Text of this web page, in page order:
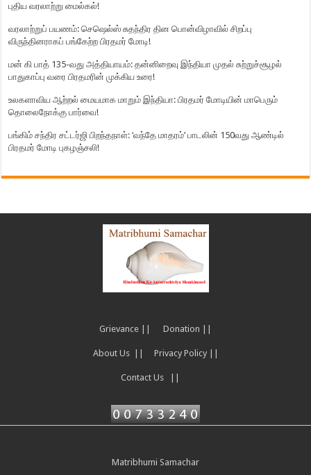
புதிய வரலாற்று மைல்கல்!
வரலாற்றுப் பயணம்: செஷெல்ஸ் சுதந்திர தின பொன்விழாவில் சிறப்பு
விருந்தினராகப் பங்கேற்ற பிரதமர் மோடி!
மன் கி பாத் 135-வது அத்தியாயம்: தன்னிறைவு இந்தியா முதல் சுற்றுச்சூழல்
பாதுகாப்பு வரை பிரதமரின் முக்கிய உரை!
உலகளாவிய ஆற்றல் மையமாக மாறும் இந்தியா: பிரதமர் மோடியின் மாபெரும்
தொலைநோக்கு பார்வை!
பங்கிம் சந்திர சட்டர்ஜி பிறந்தநாள்: ‘வந்தே மாதரம்’ பாடலின் 150வது ஆண்டில்
பிரதமர் மோடி புகழஞ்சலி!
Grievance || Donation ||
About Us || Privacy Policy ||
Contact Us ||
Matribhumi Samachar